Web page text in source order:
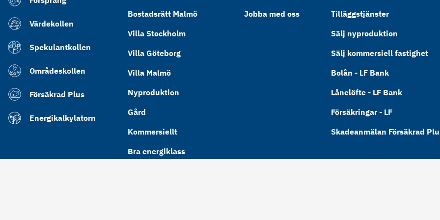
Värdekollen
Spekulantkollen
Områdeskollen
Försäkrad Plus
Energikalkylatorn
Bostadsrätt Malmö
Villa Stockholm
Villa Göteborg
Villa Malmö
Nyproduktion
Gård
Kommersiellt
Bra energiklass
Jobba med oss
Tilläggstjänster
Sälj nyproduktion
Sälj kommersiell fastighet
Bolån - LF Bank
Lånelöfte - LF Bank
Försäkringar - LF
Skadeanmälan Försäkrad